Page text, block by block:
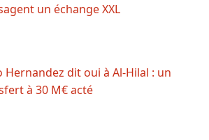
un échange XXL
Hernandez dit oui à Al-Hilal : un
à 30 M€ acté